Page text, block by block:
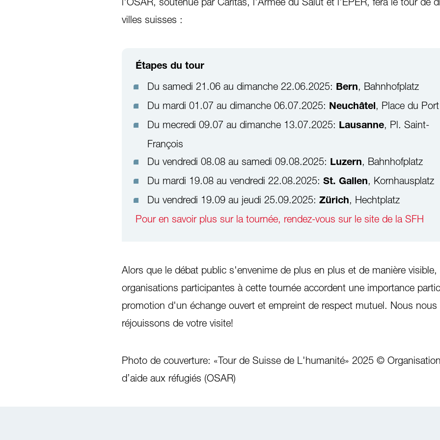
villes suisses :
Étapes du tour
Du samedi 21.06 au dimanche 22.06.2025: Bern, Bahnhofplatz
Du mardi 01.07 au dimanche 06.07.2025: Neuchâtel, Place du Port
Du mecredi 09.07 au dimanche 13.07.2025: Lausanne, Pl. Saint-
François
Du vendredi 08.08 au samedi 09.08.2025: Luzern, Bahnhofplatz
Du mardi 19.08 au vendredi 22.08.2025: St. Gallen, Kornhausplatz
Du vendredi 19.09 au jeudi 25.09.2025: Zürich, Hechtplatz
Pour en savoir plus sur la tournée, rendez-vous sur le site de la SFH
Alors que le débat public s'envenime de plus en plus et de manière visible,
organisations participantes à cette tournée accordent une importance
promotion d'un échange ouvert et empreint de respect mutuel. Nous nous
réjouissons de votre visite!
Photo de couverture: «Tour de Suisse de L'humanité» 2025 ©
d’aide aux réfugiés (OSAR)